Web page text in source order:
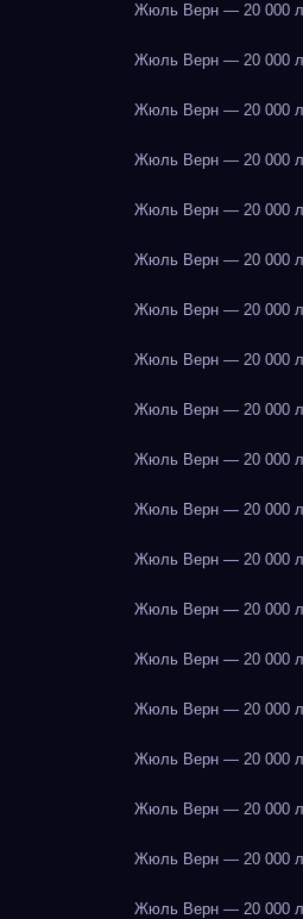
Жюль Верн — 20 000
Жюль Верн — 20 000
Жюль Верн — 20 000
Жюль Верн — 20 000
Жюль Верн — 20 000
Жюль Верн — 20 000
Жюль Верн — 20 000
Жюль Верн — 20 000
Жюль Верн — 20 000
Жюль Верн — 20 000
Жюль Верн — 20 000
Жюль Верн — 20 000
Жюль Верн — 20 000
Жюль Верн — 20 000
Жюль Верн — 20 000
Жюль Верн — 20 000
Жюль Верн — 20 000
Жюль Верн — 20 000
Жюль Верн — 20 000